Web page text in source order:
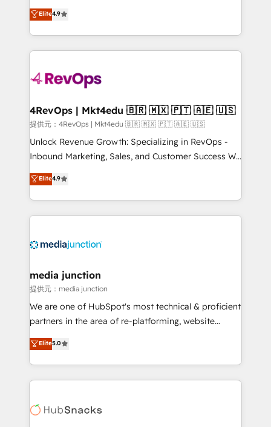
HubSpot experience ✔️Flexible pricing models —
Hourly-fee (assigned one Dedicated HubSpot
requirement). ✔️Helped over 25,000+ customers so
far with our HubSpot solutions. ✔️Bespoke apps &
on-demand bundle services. Connect with us today!
Hire an agency that's experienced in every inch of
HubSpot and willing to work hand-in-hand with your
team to simplify the complex and build a better
experience for your team and customers.
Elite4.9
4RevOps | Mkt4edu 🇧🇷 🇲🇽 🇵🇹 🇦🇪 🇺🇸
提供元：4RevOps | Mkt4edu 🇧🇷 🇲🇽 🇵🇹 🇦🇪 🇺🇸
Unlock Revenue Growth: Specializing in RevOps -
Inbound Marketing, Sales, and Customer Success We
specialize in driving revenue growth for companies
across industries through tailored marketing, sales,
and customer success strategies, utilizing RevOps
methodologies. As Latin America's largest HubSpot
offer unparalleled insights. Operating in five
Mexico, USA, and Portugal—we've executed over a
hundred successful operations. Our approach,
rooted in RevOps principles, integrates analysis,
training, planning, and qualification. Leveraging
inbound marketing tactics, we focus on
understanding, nurturing, and converting leads.
competitive market.
Elite4.9
media junction
提供元：media junction
We are one of HubSpot's most technical & proficient
partners in the area of re-platforming, website
design & development. We specialize in multi-hub
implementations for mid-market & enterprise
companies. We are woman-owned, powered by
coffee, and we ❤️ dogs. We produce award-winning
Impact Award 🏆2022 Technical Expertise Impact
Elite5.0